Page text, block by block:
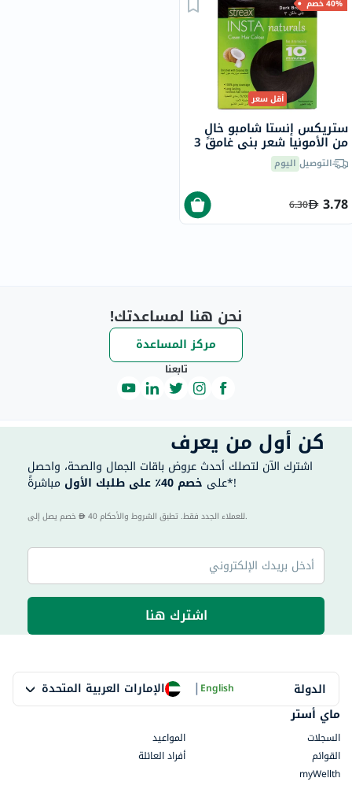
40% خصم
أقل سعر
ستريكس إنستا شامبو خالٍ
من الأمونيا شعر بني غامق 3
التوصيل اليوم
3.78
6.30
نحن هنا لمساعدتك!
مركز المساعدة
تابعنا
كن أول من يعرف
اشترك الآن لتصلك أحدث عروض باقات الجمال والصحة، واحصل
على خصم 40٪ على طلبك الأول مباشرةً*!
40 للعملاء الجدد فقط. تطبق الشروط والأحكام.
اشترك هنا
الدولة الإمارات العربية المتحدة |English
ماي أستر
السجلات
المواعيد
القوائم
أفراد العائلة
myWellth